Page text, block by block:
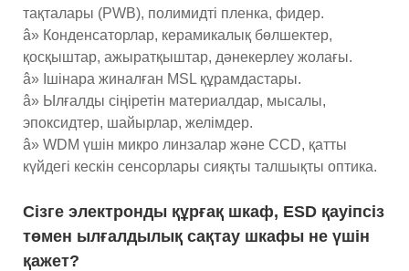
тақталары (PWB), полимидті пленка, фидер.
â» Конденсаторлар, керамикалық бөлшектер,
қосқыштар, ажыратқыштар, дәнекерлеу жолағы.
â» Ішінара жиналған MSL құрамдастары.
â» Ылғалды сіңіретін материалдар, мысалы,
эпоксидтер, шайырлар, желімдер.
â» WDM үшін микро линзалар және CCD, қатты
күйдегі кескін сенсорлары сияқты талшықты оптика.
Сізге электронды құрғақ шкаф, ESD қауіпсіз
төмен ылғалдылық сақтау шкафы не үшін
қажет?